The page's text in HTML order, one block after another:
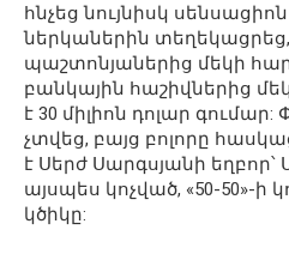
հնչեց նույնիսկ
ներկաներին
պաշտոնյաներից մեկի
բանկային հաշիվներից
է 30 միլիոն դոլար
չտվեց, բայց բոլորը
է Սերժ Սարգսյանի եղբոր՝
այսպես կոչված, «50-50»-ի
կծիկը: